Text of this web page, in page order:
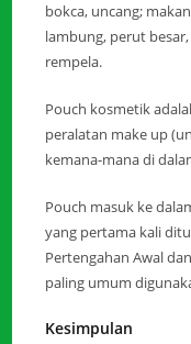
bokca, uncang;
lambung, perut
rempela.
Pouch kosmetik
peralatan make up
kemana-mana di
Pouch masuk ke
yang pertama kali
Pertengahan Awal
paling umum
Kesimpulan